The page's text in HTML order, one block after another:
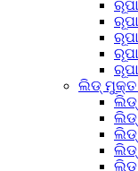
ଲିଡ୍ ମୁକ୍ତ
ଲିଡ୍
ଲିଡ୍
ଲିଡ୍
ଲିଡ୍
ଲିଡ୍